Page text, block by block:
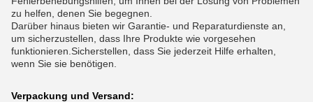
zu helfen, denen Sie begegnen.
Darüber hinaus bieten wir Garantie- und Reparaturdienste an,
um sicherzustellen, dass Ihre Produkte wie vorgesehen
funktionieren.Sicherstellen, dass Sie jederzeit Hilfe erhalten,
wenn Sie sie benötigen.
Verpackung und Versand: